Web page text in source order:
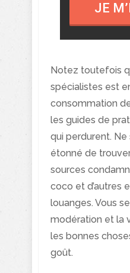
JE
Notez toutefois
spécialistes est
consommation
les guides de
qui perdurent.
étonné de
sources
coco et d’autres
louanges. Vous
modération et la
les bonnes
goût.